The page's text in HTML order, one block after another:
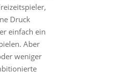
Druck
einfach ein
Aber
weniger